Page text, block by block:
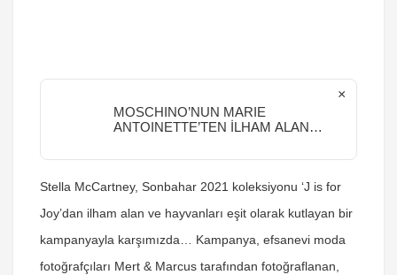
MOSCHINO’NUN MARIE
ANTOINETTE’TEN İLHAM ALAN
×
Stella McCartney, Sonbahar 2021 koleksiyonu ‘J is for
Joy’dan ilham alan ve hayvanları eşit olarak kutlayan bir
kampanyayla karşımızda… Kampanya, efsanevi moda
fotoğrafçıları Mert & Marcus tarafından fotoğraflanan,